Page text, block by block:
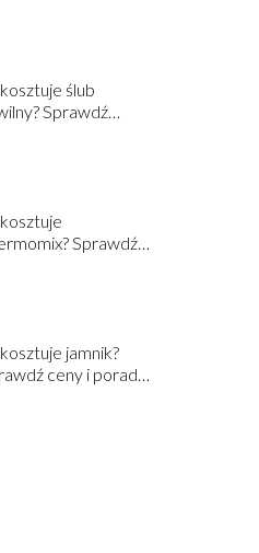
ślub
Sprawdź
Sprawdź
jamnik?
ceny i porady